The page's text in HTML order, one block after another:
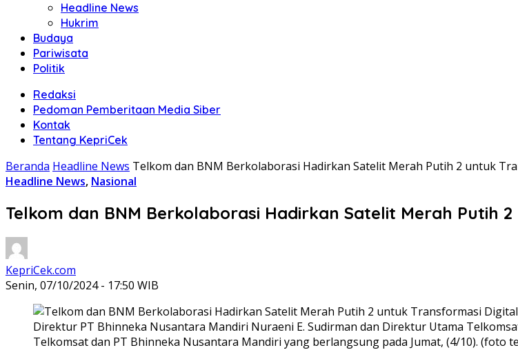
Headline News
Hukrim
Budaya
Pariwisata
Politik
Redaksi
Pedoman Pemberitaan Media Siber
Kontak
Tentang KepriCek
Beranda Headline News Telkom dan BNM Berkolaborasi Hadirkan Satelit Merah Putih 2 untuk
Headline News, Nasional
Telkom dan BNM Berkolaborasi Hadirkan Satelit Merah Putih
KepriCek.com
Senin, 07/10/2024 - 17:50 WIB
Direktur PT Bhinneka Nusantara Mandiri Nuraeni E. Sudirman dan Direktur Utama
Telkomsat dan PT Bhinneka Nusantara Mandiri yang berlangsung pada Jumat, (4/10). (foto